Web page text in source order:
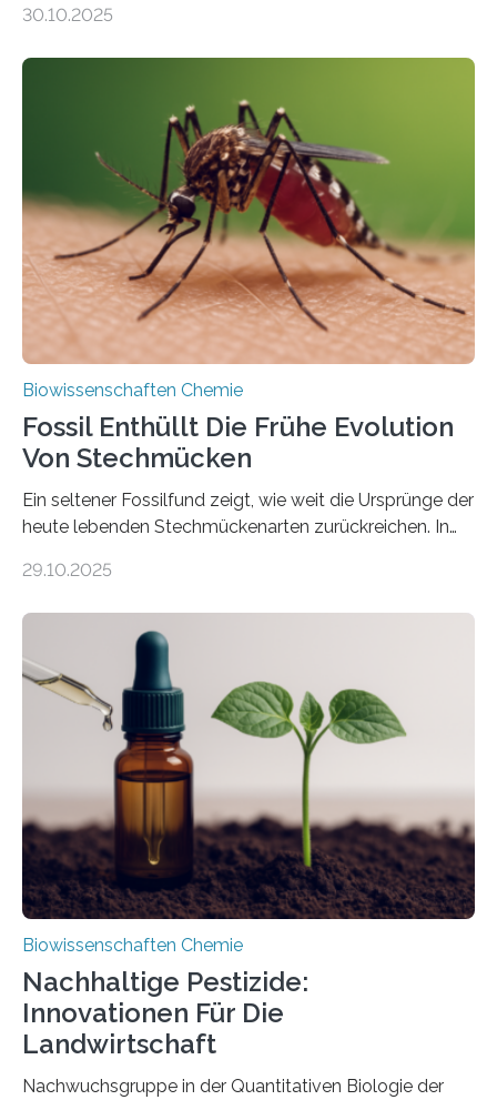
Landpflanzen zählen zu den komplexesten
Grünalgen, die vor Hunderten von Millionen Jahren
lebten. Unter den Vorfahren sticht eine Gruppe heraus,
die noch heute in der Natur vorkommt: die
Süßwasseralge Coleochaetophyceae. Einige Arten
dieser Gruppe bilden aus Zellfäden dichte Geflechte
mit scheibenförmiger Gestalt. Was auffällig ist: Die
nächsten…
30.10.2025
Biowissenschaften Chemie
Fossil Enthüllt Die Frühe Evolution
Von Stechmücken
Ein seltener Fossilfund zeigt, wie weit die Ursprünge der
heute lebenden Stechmückenarten zurückreichen. In
Forschende die bisher älteste bekannte Stechmücken-
Region Kachin in Myanmar und hat sich in
ausgezeichnetem Zustand erhalten. Es konnte als neue
Art einer neuen Gattung beschrieben werden und trägt
nun den Namen Cretosabethes primaevus. Dieser erste
fossile Nachweis einer Stechmückenlarve in Bernstein
stellt gleichzeitig den ersten Fossilfund einer
Mückenlarve aus dem Mesozoikum dar, denn…
29.10.2025
Biowissenschaften Chemie
Nachhaltige Pestizide:
Innovationen Für Die
Landwirtschaft
Nachwuchsgruppe in der Quantitativen Biologie der